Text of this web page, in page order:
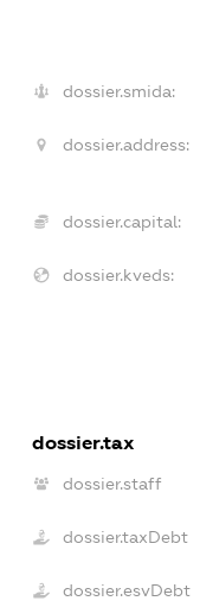
dossier.smida:
dossier.address:
dossier.capital:
dossier.kveds:
dossier.tax
dossier.staff
dossier.taxDebt
dossier.esvDebt